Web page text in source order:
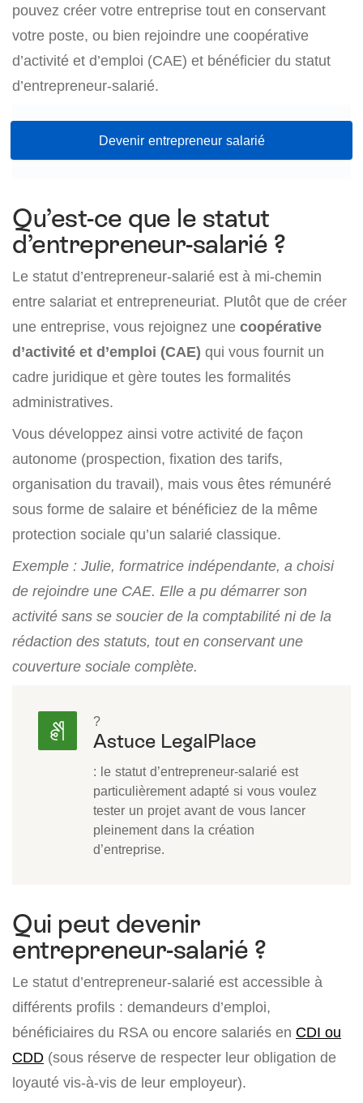
pouvez créer votre entreprise tout en conservant
votre poste, ou bien rejoindre une coopérative
d’activité et d’emploi (CAE) et bénéficier du statut
d’entrepreneur-salarié.
Devenir entrepreneur salarié
Qu’est-ce que le statut
d’entrepreneur-salarié ?
Le statut d’entrepreneur-salarié est à mi-chemin
entre salariat et entrepreneuriat. Plutôt que de créer
une entreprise, vous rejoignez une coopérative
d’activité et d’emploi (CAE) qui vous fournit un
cadre juridique et gère toutes les formalités
administratives.
Vous développez ainsi votre activité de façon
autonome (prospection, fixation des tarifs,
organisation du travail), mais vous êtes rémunéré
sous forme de salaire et bénéficiez de la même
protection sociale qu’un salarié classique.
Exemple : Julie, formatrice indépendante, a choisi
de rejoindre une CAE. Elle a pu démarrer son
activité sans se soucier de la comptabilité ni de la
rédaction des statuts, tout en conservant une
couverture sociale complète.
?
Astuce LegalPlace
: le statut d’entrepreneur-salarié est
particulièrement adapté si vous voulez
tester un projet avant de vous lancer
pleinement dans la création
d’entreprise.
Qui peut devenir
entrepreneur-salarié ?
Le statut d’entrepreneur-salarié est accessible à
différents profils : demandeurs d’emploi,
bénéficiaires du RSA ou encore salariés en CDI ou
CDD (sous réserve de respecter leur obligation de
loyauté vis-à-vis de leur employeur).